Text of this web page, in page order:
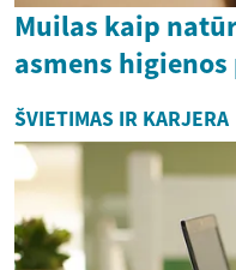
Muilas kaip
asmens
ŠVIETIMAS IR KARJERA